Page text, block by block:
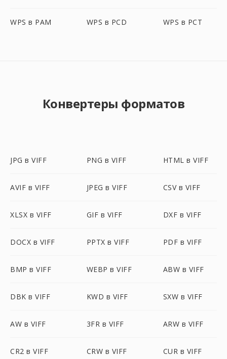
WPS в PAM WPS в PCD WPS в PCT
Конвертеры форматов
JPG в VIFF PNG в VIFF HTML в VIFF
AVIF в VIFF JPEG в VIFF CSV в VIFF
XLSX в VIFF GIF в VIFF DXF в VIFF
DOCX в VIFF PPTX в VIFF PDF в VIFF
BMP в VIFF WEBP в VIFF ABW в VIFF
DBK в VIFF KWD в VIFF SXW в VIFF
AW в VIFF 3FR в VIFF ARW в VIFF
CR2 в VIFF CRW в VIFF CUR в VIFF